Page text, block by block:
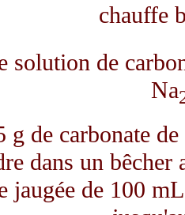
chauffe
solution de
Na
g de carbonate
dans un bêcher
jaugée de 100